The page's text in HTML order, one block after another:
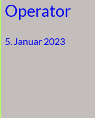
Operator
5. Januar 2023